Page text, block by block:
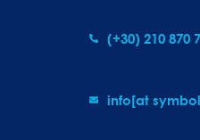
(+30) 210 870
info[at